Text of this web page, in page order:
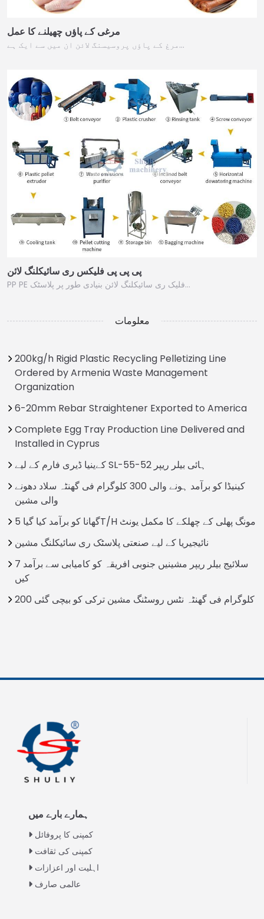
مرغی کے پاؤں چھیلنے کا عمل
مرغ کے پاؤں پروسیسنگ لائن ان میں سے ایک ہے…
پی پی پی فلیکس ری سائیکلنگ لائن
PP PE فلیک ری سائیکلنگ لائن بنیادی طور پر پلاسٹک…
معلومات
200kg/h Rigid Plastic Recycling Pelletizing Line
Ordered by Armenia Waste Management
Organization
6-20mm Rebar Straightener Exported to America
Complete Egg Tray Production Line Delivered and
Installed in Cyprus
کےینیا ڈیری فارم کے لیے SL-55-52 ہائی بيلر ریپر
کینیڈا کو برآمد ہونے والی 300 کلوگرام فی گھنٹہ سلاد دھونے
والی مشین
گھانا کو برآمد کیا گیا 5T/H مونگ پھلی کے چھلکے کا مکمل یونٹ
نائیجیریا کے لیے صنعتی پلاسٹک ری سائیکلنگ مشین
7 سلائیج بیلر ریپر مشینیں جنوبی افریقہ کو کامیابی سے برآمد
کیں
200 کلوگرام فی گھنٹہ نٹس روسٹنگ مشین ترکی کو بیچی گئی
ہمارے بارے میں
کمپنی کا پروفائل
کمپنی کی ثقافت
اہلیت اور اعزازات
عالمی صارف